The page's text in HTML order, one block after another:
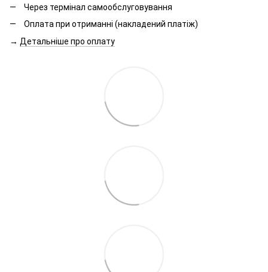
Через термінал самообслуговування
Оплата при отриманні (накладений платіж)
→ Детальніше про оплату